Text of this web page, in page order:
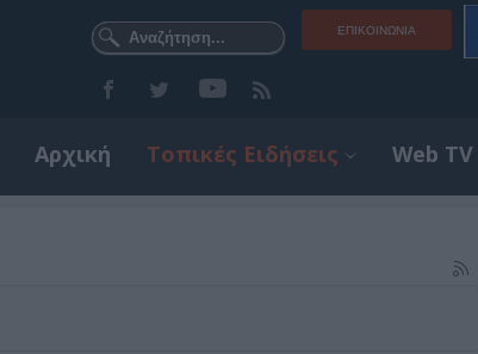
ΕΠΙΚΟΙΝΩΝΊΑ
Αρχική Τοπικές Ειδήσεις Web TV